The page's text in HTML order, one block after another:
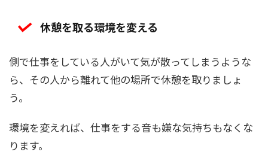
休憩を取る環境を変える
側で仕事をしている人がいて気が散ってしまうような
ら、その人から離れて他の場所で休憩を取りましょ
う。
環境を変えれば、仕事をする音も嫌な気持ちもなくな
ります。